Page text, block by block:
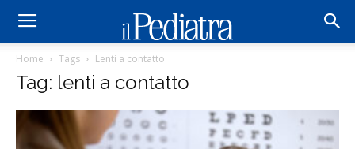
Home Tags Lenti a contatto
Tag: lenti a contatto